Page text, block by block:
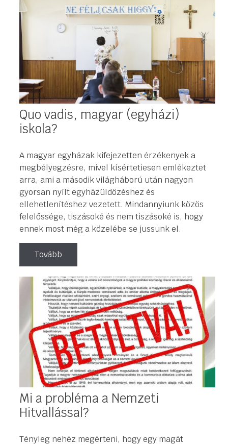
Quo vadis, magyar (egyházi)
iskola?
A magyar egyházak kifejezetten érzékenyek a
megbélyegzésre, mivel kísértetiesen emlékeztet
arra, ami a második világháború után nagyon
gyorsan nyílt egyházüldözéshez és
ellehetlenítéshez vezetett. Mindannyiunk közös
felelőssége, tiszásoké és nem tiszásoké is, hogy
ennek most még a közelébe se jussunk el.
Tovább
Mi a probléma a Nemzeti
Hitvallással?
Tényleg nehéz megérteni, hogy egy magát